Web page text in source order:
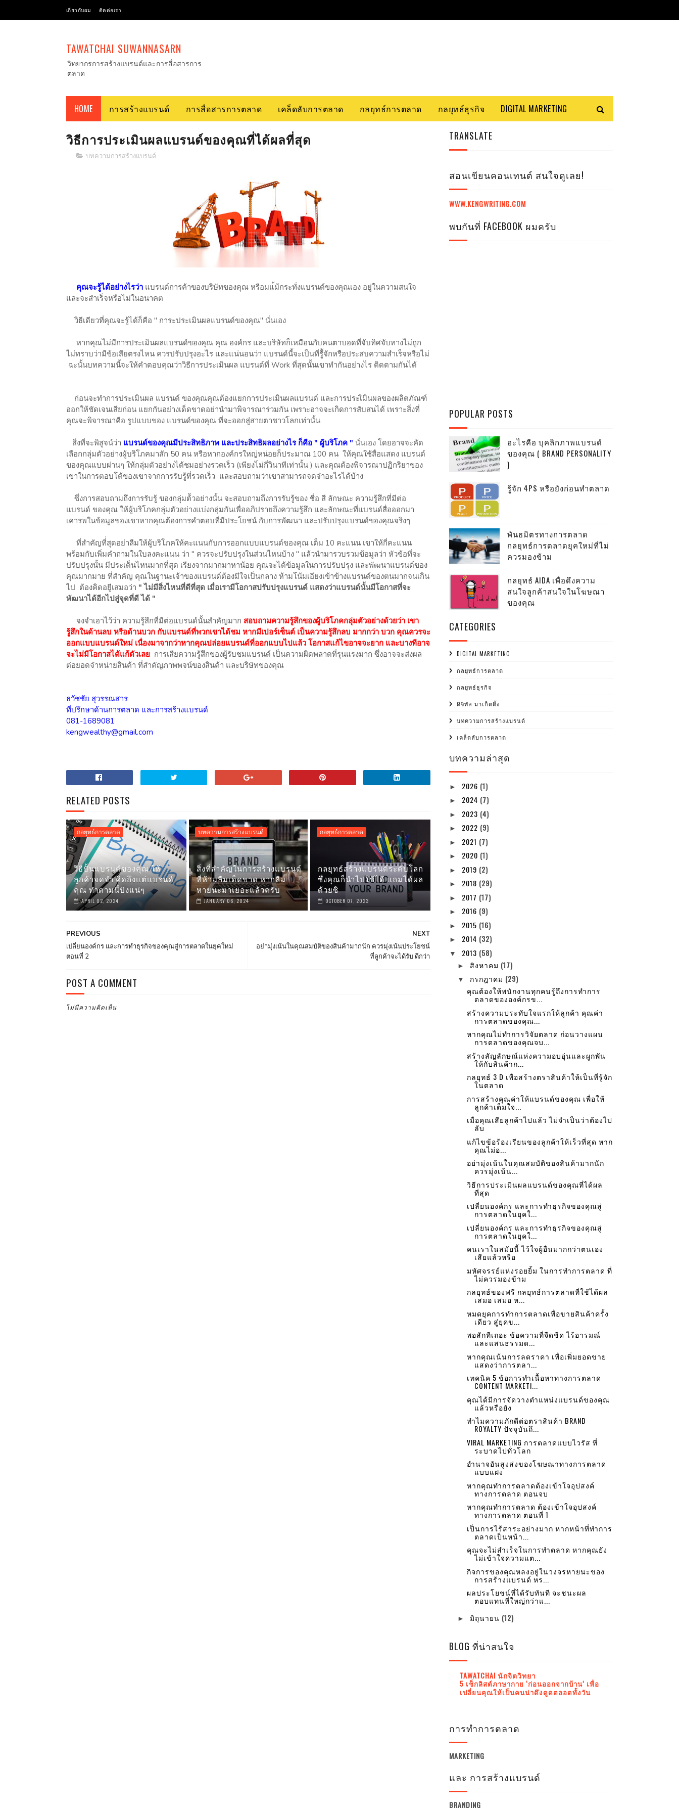
เกี่ยวกับผม ติดต่อเรา
TAWATCHAI SUWANNASARN
วิทยากรการสร้างแบรนด์และการสื่อสารการ
ตลาด
HOME การสร้างแบรนด์ การสื่อสารการตลาด เคล็ดลับการตลาด กลยุทธ์การตลาด กลยุทธ์ธุรกิจ DIGITAL MARKETING
วิธีการประเมินผลแบรนด์ของคุณที่ได้ผลที่สุด
บทความการสร้างแบรนด์
คุณจะรู้ได้อย่างไรว่าแบรนด์การค้าของบริษัทของคุณ หรือมแ้ม้กระทั่งแบรนด์ของคุณเอง อยู่ในความสนใจ
และจะสำเร็จหรือไม่ในอนาคต
วิธีเดียวที่คุณจะรู้ได้ก็คือ " การะประเมินผลแบรนด์ของคุณ" นั่นเอง
หากคุณไม่มีการประเมินผลแบรนด์ของคุณ คุณ องค์กร และบริษัทก็เหมือนกับคนตาบอดที่จับทิศจับทางไม่ถูก
ไม่ทราบว่ามีข้อเสียตรงไหน ควรปรับปรุงอะไร และแน่นอนว่า แบรนด์นี้จะเป็นที่รู้ััจักหรือประสบความสำเร็จหรือไม่
ฉะนั้นบทความนี้จะให้คำตอบคุณว่าวิธีการประเมินผล แบรนด์ที่ Work ที่สุดนั้นเขาทำกันอย่างไร ติดตามกันได้
ก่อนจะทำการประเมินผล แบรนด์ ของคุณคุณต้องแยกการประเมินผลแบรนด์ และการประเิมินผลของผลิตภัณฑ์
ออกให้ชัดเจนเสียก่อน แยกกันอย่างเด็ดขาดอย่านำมาพิจารณาร่วมกัน เพราะอาจจะเกิดการสับสนได้ เพราะสิ่งที่
คุณจะพิจารณาคือ รูปแบบของ แบรนด์ของคุณ ที่จะออกสู่สายตาชาวโลกเท่านั้น
สิ่งที่จะพิสูจน์ว่า แบรนด์ของคุณมีประสิทธิภาพ และประสิทธิผลอย่างไร ก็คือ " ผู้บริโภค " นั่นเอง โดยอาจจะคัด
เลือกกลุ่มตัวอย่างผู้บริโภคมาสัก 50 คน หรือหากองค์กรใหญ่หน่อยก็ประมาณ 100 คน ให้คุณใช้สื่อแสดง แบรนด์
ของคุณแบบผ่านๆ ให้กลุ่มตัวอย่างได้ชมอย่างรวดเร็ว (เพียงไ่ม่กี่วินาทีเท่านั้น ) และคุณต้องพิจารณาปฏิกริยาของ
เขาในการตอบโต้ของเขาจากการรับรู้ที่รวดเร็ว และสอบถามว่าเขาสามารถจดจำอะไรได้บ้าง
ซึ่งการสอบถามถึงการรับรู้ ของกลุ่มต้ัวอย่างนั้น จะสอบถามถึงการรับรู้ของ ชื่อ สี ลักษณะ ความรู้สึกที่มีต่อ
แบรนด์ ของคุณ ให้ผู้บริโภคกลุ่มตัวอย่างแบ่งกลุ่มกันเพื่ออภิปรายถึงความรู้สึก และลักษณะที่แบรนด์สื่อออกมา
เคารพในข้อมูลของเขาหากคุณต้องการคำตอบที่มีประโยชน์ กับการพัฒนา และปรับปรุงแบรนด์ของคุณจริงๆ
ที่สำคัญที่่สุดอย่าลืมให้ผู้บริโภคให้คะแนนกับการออกแบบแบรนด์ของคุณ เต็ม 10 คะแนน เขาให้กี่คะแนน
พร้อมกับเพิ่มคำถามในใบลงคะแนน ว่า " ควรจะปรับปรุงในส่วนไหนบ้าง " แล้วนำมารวบรวมข้อมูลว่า หัวข้อที่จะ
ปรับปรุงนั้น มีประเด็นไหนมากที่สุด เรียงจากมากมาหาน้อย คุณจะได้ข้อมูลในการปรับปรุง และพัฒนาแบรนด์ของ
คุณมากมาย ที่สำคัญ คุณในฐานะเจ้าของแบรนด์ต้องมีใจเป็นกลาง ห้ามโน้มเอียงเข้าข้างแบรนด์ของตนมากจนเกิน
ไป ต้องคิดอยู่ีเสมอว่า " ไม่มีสิ่งไหนที่ดีที่สุด เมื่อเรามีโอกาสปรับปรุงแบรนด์ แสดงว่าแบรนด์นั้นมีโอกาสที่จะ
พัฒนาได้อีกไปสู่จุดที่ดี ได้ "
จงจำเอาไว้ว่า ความรู้สึกที่มีต่อแบรนด์นั้นสำคัญมาก สอบถามความรู้สึกของผู้บริโภคกลุ่มตัวอย่างด้วยว่า เขา
รู้สึกในด้านลบ หรือด้านบวก กับแบรนด์ที่พวกเขาได้ชม หากมีเปอร์เซ็นต์ เป็นความรู้สึกลบ มากกว่า บวก คุณควรจะ
ออกแบบแบรนด์ใหม่ เนื่องมาจากว่าหากคุณปล่อยแบรนด์ที่ออกแบบไปแล้ว โอกาสแก้ไขอาจจะยาก และบางทีอาจ
จะไม่มีโอกาสได้แก้ตัวเลย การเสียความรู้สึกของผู้รับชมแบรนด์ เป็นความผิดพลาดที่รุนแรงมาก ซึ่งอาจจะส่งผล
ต่อยอดจำหน่ายสินค้า ที่สำคัญภาพพจน์ของสินค้า และบริษัทของคุณ
ธวัชชัย สุวรรณสาร
ที่ปรึกษาด้านการตลาด และการสร้างแบรนด์
081-1689081
kengwealthy@gmail.com
RELATED POSTS
กลยุทธ์การตลาด
วิธีปั้นแบรนด์ของคุณ ให้
ลูกค้าจดจำ คิดถึงแต่แบรนด์
คุณ ทำตามนี้ปังแน่ๆ
APRIL 02, 2024
บทความการสร้างแบรนด์
สิ่งที่สำคัญในการสร้างแบรนด์
ที่ห้ามลืมเด็ดขาด หากลืม
หายนะมาเยอะแล้วครับ
JANUARY 06, 2024
กลยุทธ์การตลาด
กลยุทธ์สร้างแบรนด์ระดับโลก
ซึ่งคุณก็นำไปใช้ได้ แถมได้ผล
ด้วยซิ
OCTOBER 07, 2023
NEXT
อย่ามุ่งเน้นในคุณสมบัติของสินค้ามากนัก ควรมุ่งเน้นประโยชน์
ที่ลูกค้าจะได้รับ ดีกว่า
PREVIOUS
เปลี่ยนองค์กร และการทำธุรกิจของคุณสู่การตลาดในยุคใหม่
ตอนที่ 2
POST A COMMENT
ไม่มีความคิดเห็น
TRANSLATE
สอนเขียนคอนเทนต์ สนใจดูเลย!
WWW.KENGWRITING.COM
พบกันที่ FACEBOOK ผมครับ
POPULAR POSTS
อะไรคือ บุคลิกภาพแบรนด์
ของคุณ ( BRAND PERSONALITY
)
รู้จัก 4PS หรือยังก่อนทำตลาด
พันธมิตรทางการตลาด
กลยุทธ์การตลาดยุคใหม่ที่ไม่
ควรมองข้าม
กลยุทธ์ AIDA เพื่อดึงความ
สนใจลูกค้าสนใจในโฆษณา
ของคุณ
CATEGORIES
DIGITAL MARKETING
กลยุทธ์การตลาด
กลยุทธ์ธุรกิจ
ดิจิทัล มาเก็ตติ้ง
บทความการสร้างแบรนด์
เคล็ดลับการตลาด
บทความล่าสุด
► 2026 (1)
► 2024 (7)
► 2023 (4)
► 2022 (9)
► 2021 (7)
► 2020 (1)
► 2019 (2)
► 2018 (29)
► 2017 (17)
► 2016 (9)
► 2015 (16)
► 2014 (32)
▼ 2013 (58)
► สิงหาคม (17)
▼ กรกฎาคม (29)
คุณต้องให้พนักงานทุกคนรู้ถึงการทำการ
ตลาดขององค์กรข...
สร้างความประทับใจแรกให้ลูกค้า คุณค่า
การตลาดของคุณ...
หากคุณไม่ทำการวิจัยตลาด ก่อนวางแผน
การตลาดของคุณจบ...
สร้างสัญลักษณ์แห่งความอบอุ่นและผูกพัน
ให้กับสินค้าก...
กลยุทธ์ 3 D เพื่อสร้างตราสินค้าให้เป็นที่รู้จัก
ในตลาด
การสร้างคุณค่าให้แบรนด์ของคุณ เพื่อให้
ลูกค้าเต็มใจ...
เมื่อคุณเสียลูกค้าไปแล้ว ไม่จำเป็นว่าต้องไป
ลับ
แก้ไขข้อร้องเรียนของลูกค้าให้เร็วที่สุด หาก
คุณไม่อ...
อย่ามุ่งเน้นในคุณสมบัติของสินค้ามากนัก
ควรมุ่งเน้น...
วิธีการประเมินผลแบรนด์ของคุณที่ได้ผล
ที่สุด
เปลี่ยนองค์กร และการทำธุรกิจของคุณสู่
การตลาดในยุคใ...
เปลี่ยนองค์กร และการทำธุรกิจของคุณสู่
การตลาดในยุคใ...
คนเราในสมัยนี้ ไว้ใจผู้อื่นมากกว่าตนเอง
เสียแล้วหรือ
มหัศจรรย์แห่งรอยยิ้ม ในการทำการตลาด ที่
ไม่ควรมองข้าม
กลยุทธ์ของฟรี กลยุทธ์การตลาดที่ใช้ได้ผล
เสมอ เสมอ ห...
หมดยุคการทำการตลาดเพื่อขายสินค้าครั้ง
เดียว สู่ยุคข...
พอสักทีเถอะ ข้อความที่จืดชืด ไร้อารมณ์
และแสนธรรมด...
หากคุณเน้นการลดราคา เพื่อเพิ่มยอดขาย
แสดงว่าการตลา...
เทคนิค 5 ข้อการทำเนื้อหาทางการตลาด
CONTENT MARKETI...
คุณได้มีการจัดวางตำแหน่งแบรนด์ของคุณ
แล้วหรือยัง
ทำไมความภักดีต่อตราสินค้า BRAND
ROYALTY ปัจจุบันถึ...
VIRAL MARKETING การตลาดแบบไวรัส ที่
ระบาดไปทั่วโลก
อำนาจอันสูงส่งของโฆษณาทางการตลาด
แบบแฝง
หากคุณทำการตลาดต้องเข้าใจอุปสงค์
ทางการตลาด ตอนจบ
หากคุณทำการตลาด ต้องเข้าใจอุปสงค์
ทางการตลาด ตอนที่ 1
เป็นการไร้สาระอย่างมาก หากหน้าที่ทำการ
ตลาดเป็นหน้า...
คุณจะไม่สำเร็จในการทำตลาด หากคุณยัง
ไม่เข้าใจความแต...
กิจการของคุณหลงอยู่ในวงจรหายนะของ
การสร้างแบรนด์ หร...
ผลประโยชน์ที่ได้รับทันที จะชนะผล
ตอบแทนที่ใหญ่กว่าแ...
►มิถุนายน (12)
BLOG ที่น่าสนใจ
TAWATCHAI นักจิตวิทยา
5 เช็กลิสต์ภาษากาย ‘ก่อนออกจากบ้าน’ เพื่อ
เปลี่ยนคุณให้เป็นคนน่าดึงดูดตลอดทั้งวัน
การทำการตลาด
MARKETING
และ การสร้างแบรนด์
BRANDING